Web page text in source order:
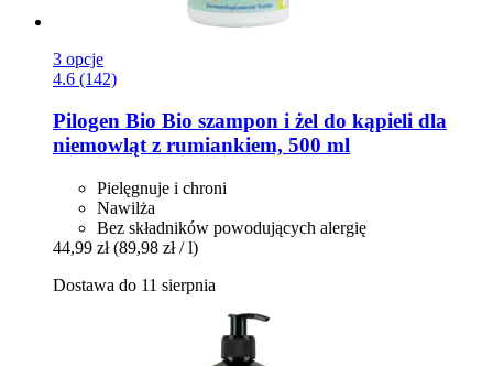
3 opcje
4.6 (142)
Pilogen Bio Bio szampon i żel do kąpieli dla
niemowląt z rumiankiem, 500 ml
Pielęgnuje i chroni
Nawilża
Bez składników powodujących alergię
44,99 zł (89,98 zł / l)
Dostawa do 11 sierpnia